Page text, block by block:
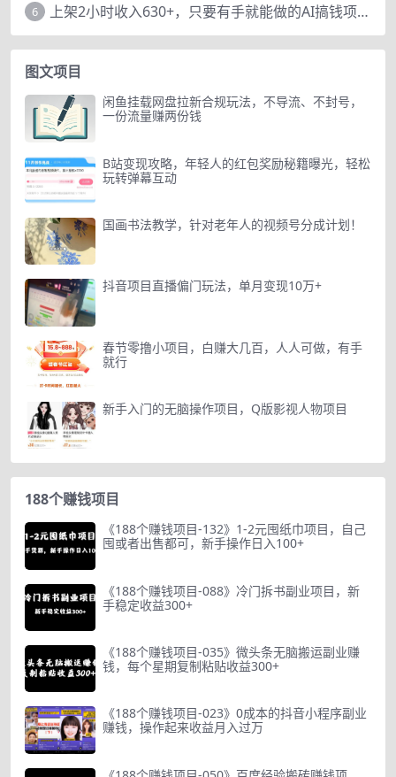
6 上架2小时收入630+，只要有手就能做的AI搞钱项目，奶奶看完都能学会!
图文项目
闲鱼挂载网盘拉新合规玩法，不导流、不封号，
一份流量赚两份钱
B站变现攻略，年轻人的红包奖励秘籍曝光，轻松
玩转弹幕互动
国画书法教学，针对老年人的视频号分成计划！
抖音项目直播偏门玩法，单月变现10万+
春节零撸小项目，白赚大几百，人人可做，有手
就行
新手入门的无脑操作项目，Q版影视人物项目
188个赚钱项目
《188个赚钱项目-132》1-2元囤纸巾项目，自己
囤或者出售都可，新手操作日入100+
《188个赚钱项目-088》冷门拆书副业项目，新
手稳定收益300+
《188个赚钱项目-035》微头条无脑搬运副业赚
钱，每个星期复制粘贴收益300+
《188个赚钱项目-023》0成本的抖音小程序副业
赚钱，操作起来收益月入过万